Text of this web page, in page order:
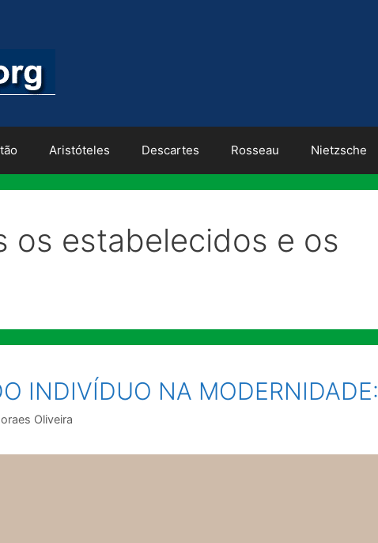
Aristóteles Descartes Rosseau Nietzsche
os estabelecidos e os
INDIVÍDUO NA MODERNIDADE:
Oliveira